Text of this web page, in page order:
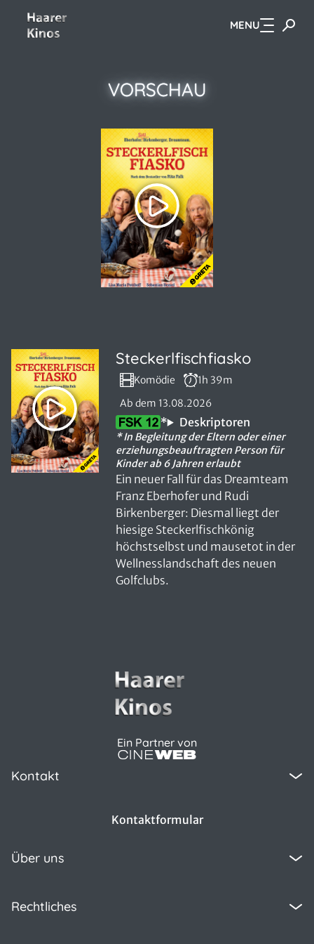
Zum Hauptinhalt springen MENU
VORSCHAU
Steckerlfischfiasko
Komödie
1h 39m
Ab dem 13.08.2026
* Deskriptoren
* In Begleitung der Eltern oder einer
erziehungsbeauftragten Person für
Kinder ab 6 Jahren erlaubt
Ein neuer Fall für das Dreamteam
Franz Eberhofer und Rudi
Birkenberger: Diesmal liegt der
hiesige Steckerlfischkönig
höchstselbst und mausetot in der
Wellnesslandschaft des neuen
Golfclubs.
Ein Partner von
Kontakt
Kontaktformular
Über uns
Rechtliches